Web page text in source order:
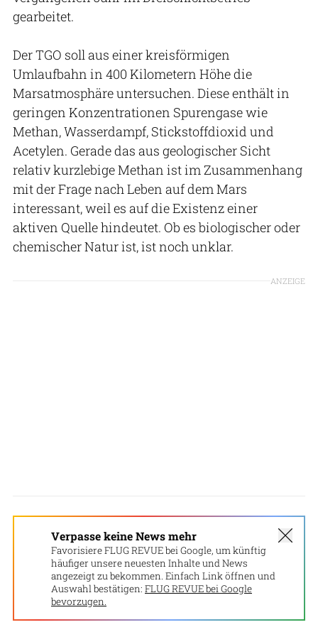
gearbeitet.
Der TGO soll aus einer kreisförmigen
Umlaufbahn in 400 Kilometern Höhe die
Marsatmosphäre untersuchen. Diese enthält in
geringen Konzentrationen Spurengase wie
Methan, Wasserdampf, Stickstoffdioxid und
Acetylen. Gerade das aus geologischer Sicht
relativ kurzlebige Methan ist im Zusammenhang
mit der Frage nach Leben auf dem Mars
interessant, weil es auf die Existenz einer
aktiven Quelle hindeutet. Ob es biologischer oder
chemischer Natur ist, ist noch unklar.
ANZEIGE
Verpasse keine News mehr
Favorisiere FLUG REVUE bei Google, um künftig
häufiger unsere neuesten Inhalte und News
angezeigt zu bekommen. Einfach Link öffnen und
Auswahl bestätigen: FLUG REVUE bei Google
bevorzugen.